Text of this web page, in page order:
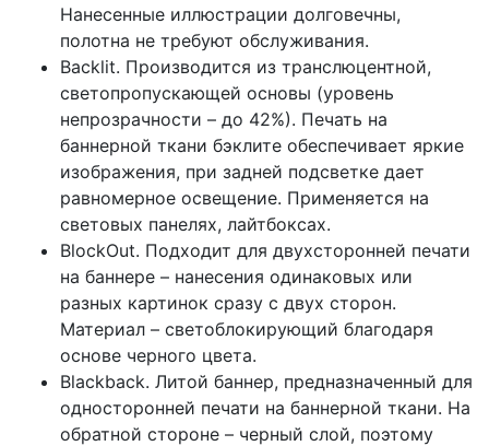
Нанесенные иллюстрации долговечны,
полотна не требуют обслуживания.
Backlit. Производится из транслюцентной,
светопропускающей основы (уровень
непрозрачности – до 42%). Печать на
баннерной ткани бэклите обеспечивает яркие
изображения, при задней подсветке дает
равномерное освещение. Применяется на
световых панелях, лайтбоксах.
BlockOut. Подходит для двухсторонней печати
на баннере – нанесения одинаковых или
разных картинок сразу с двух сторон.
Материал – светоблокирующий благодаря
основе черного цвета.
Blackback. Литой баннер, предназначенный для
односторонней печати на баннерной ткани. На
обратной стороне – черный слой, поэтому